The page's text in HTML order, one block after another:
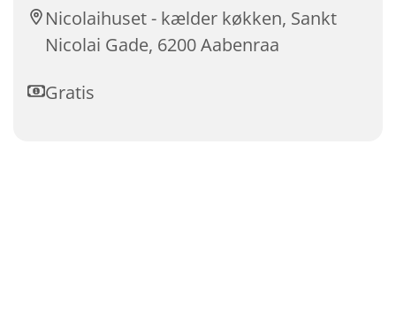
Nicolaihuset - kælder køkken, Sankt
Nicolai Gade, 6200 Aabenraa
Gratis